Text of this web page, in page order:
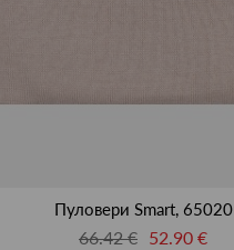
Пуловери Smart, 65020
66.42 € 52.90 €